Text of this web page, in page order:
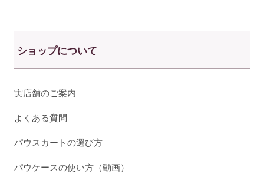
ショップについて
実店舗のご案内
よくある質問
パウスカートの選び方
パウケースの使い方（動画）